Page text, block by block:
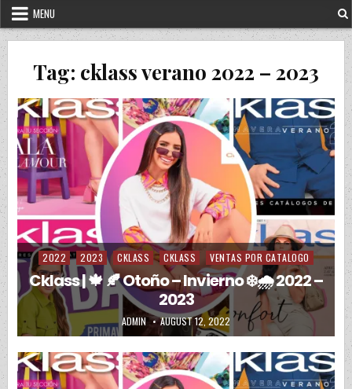
MENU
Tag: cklass verano 2022 – 2023
Posted in
2022 2023 CKLASS CKLASS VENTAS POR CATALOGO
Cklass | 🍁 🍂 Otoño – Invierno ❄️🌧️ 2022 –
2023
AUTHOR:
ADMIN PUBLISHED DATE:
AUGUST 12, 2022